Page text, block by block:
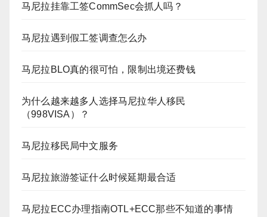
马尼拉挂靠工签CommSec会抓人吗？
马尼拉遇到假工签调查怎么办
马尼拉BLO真的很可怕，限制出境还费钱
为什么越来越多人选择马尼拉华人移民
（998VISA）？
马尼拉移民局中文服务
马尼拉旅游签证什么时候延期最合适
马尼拉ECC办理指南OTL+ECC那些不知道的事情